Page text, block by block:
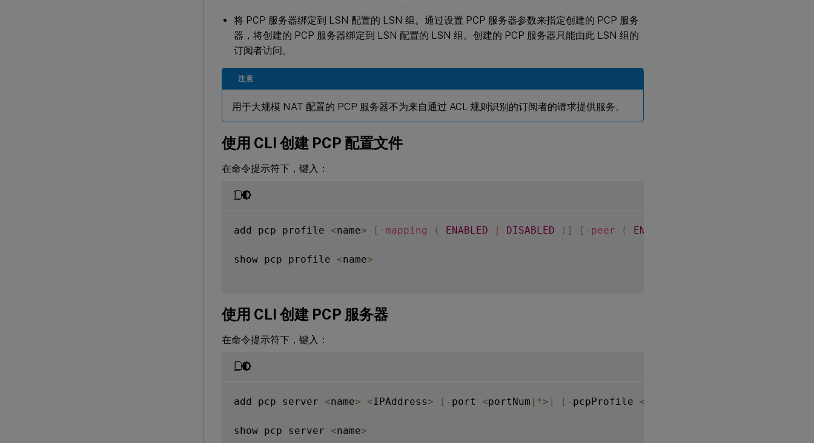
将 PCP 服务器绑定到 LSN 配置的 LSN 组。通过设置 PCP 服务器参数来指定创建的 PCP 服务
器，将创建的 PCP 服务器绑定到 LSN 配置的 LSN 组。创建的 PCP 服务器只能由此 LSN 组的
订阅者访问。
注意
用于大规模 NAT 配置的 PCP 服务器不为来自通过 ACL 规则识别的订阅者的请求提供服务。
使用 CLI 创建 PCP 配置文件
在命令提示符下，键入：
add pcp profile <name> [ - mapping ( ENABLED | DISABLED ) ] [ - peer ( ENABLED
show pcp profile <name>
使用 CLI 创建 PCP 服务器
在命令提示符下，键入：
add pcp server <name> <IPAddress> [ - port <portNum | *> ] [ - pcpProfile <
show pcp server <name>